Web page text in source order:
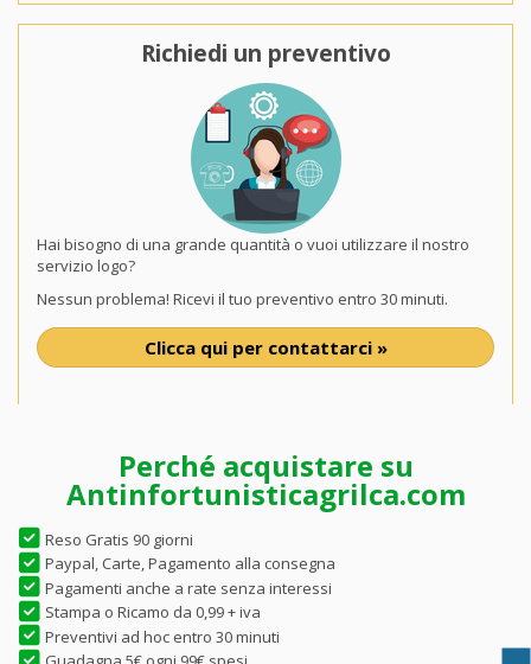
Richiedi un preventivo
Hai bisogno di una grande quantità o vuoi utilizzare il nostro
servizio logo?
Nessun problema! Ricevi il tuo preventivo entro 30 minuti.
Clicca qui per contattarci »
Perché acquistare su
Antinfortunisticagrilca.com
Reso Gratis 90 giorni
Paypal, Carte, Pagamento alla consegna
Pagamenti anche a rate senza interessi
Stampa o Ricamo da 0,99 + iva
Preventivi ad hoc entro 30 minuti